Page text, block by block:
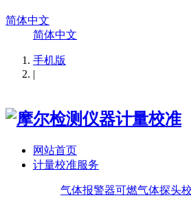
简体中文
简体中文
手机版
|
网站首页
计量校准服务
气体报警器可燃气体探头